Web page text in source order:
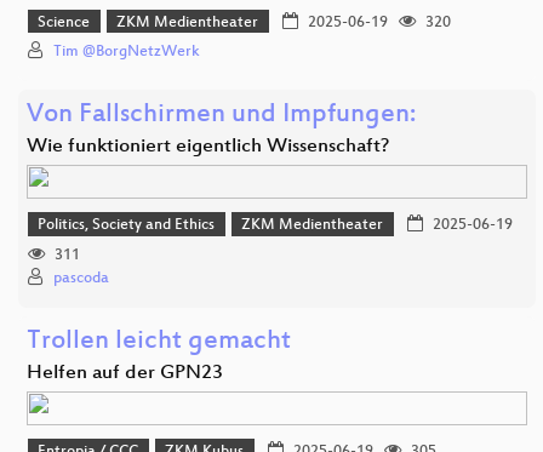
Science ZKM Medientheater 2025-06-19
320
Tim @BorgNetzWerk
Von Fallschirmen und Impfungen:
Wie funktioniert eigentlich Wissenschaft?
Politics, Society and Ethics ZKM Medientheater
2025-06-19
311
pascoda
Trollen leicht gemacht
Helfen auf der GPN23